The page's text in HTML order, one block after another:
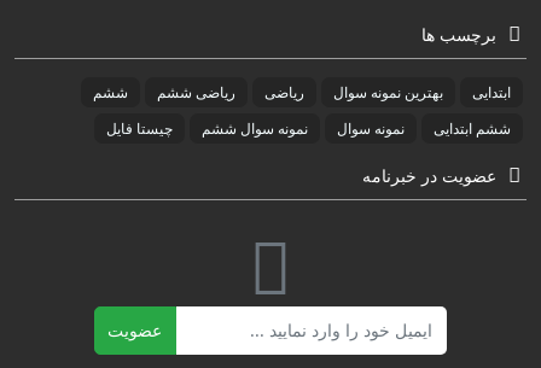
برچسب ها
ابتدایی بهترین نمونه سوال ریاضی ریاضی ششم
ششم
ششم ابتدایی
نمونه سوال نمونه سوال ششم چیستا فایل
عضویت در خبرنامه
عضویت